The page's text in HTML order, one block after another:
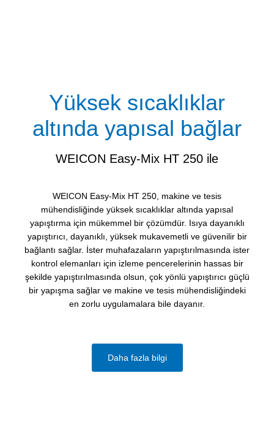
Yüksek sıcaklıklar
altında yapısal bağlar
WEICON Easy-Mix HT 250 ile
WEICON Easy-Mix HT 250, makine ve tesis
mühendisliğinde yüksek sıcaklıklar altında yapısal
yapıştırma için mükemmel bir çözümdür. Isıya dayanıklı
yapıştırıcı, dayanıklı, yüksek mukavemetli ve güvenilir bir
bağlantı sağlar. İster muhafazaların yapıştırılmasında ister
kontrol elemanları için izleme pencerelerinin hassas bir
şekilde yapıştırılmasında olsun, çok yönlü yapıştırıcı güçlü
bir yapışma sağlar ve makine ve tesis mühendisliğindeki
en zorlu uygulamalara bile dayanır.
Daha fazla bilgi